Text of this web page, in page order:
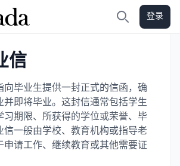
登录
信
向毕业生提供一封正式的信函，确
并即将毕业。这封信通常包括学生
习期限、所获得的学位或荣誉、毕
信一般由学校、教育机构或指导老
申请工作、继续教育或其他需要证